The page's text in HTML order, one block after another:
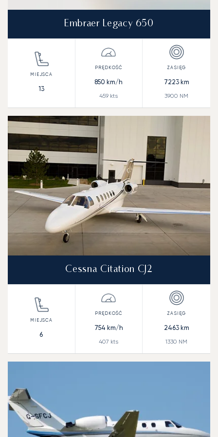
Embraer Legacy 650
13
850 km/h
459 kts
7223km
3900 NM
Cessna Citation CJ2
6
754 km/h
407 kts
2463km
1330 NM